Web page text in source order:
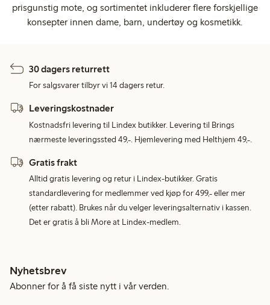
prisgunstig mote, og sortimentet inkluderer flere forskjellige
konsepter innen dame, barn, undertøy og kosmetikk.
30 dagers returrett
For salgsvarer tilbyr vi 14 dagers retur.
Leveringskostnader
Kostnadsfri levering til Lindex butikker. Levering til Brings
nærmeste leveringssted 49,-. Hjemlevering med Helthjem 49,-.
Gratis frakt
Alltid gratis levering og retur i Lindex-butikker. Gratis
standardlevering for medlemmer ved kjøp for 499,- eller mer
(etter rabatt). Brukes når du velger leveringsalternativ i kassen.
Det er gratis å bli More at Lindex-medlem.
Nyhetsbrev
Abonner for å få siste nytt i vår verden.